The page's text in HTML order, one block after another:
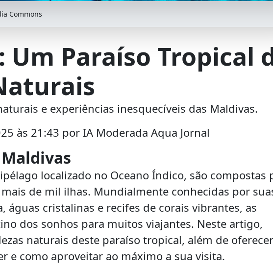
Commons
Um Paraíso Tropical
e experiências inesquecíveis das Maldivas.
às 21:43 por IA Moderada Aqua Jornal
localizado no Oceano Índico, são compostas
de mil ilhas. Mundialmente conhecidas por
águas cristalinas e recifes de corais vibrantes, as
dos sonhos para muitos viajantes. Neste artigo,
naturais deste paraíso tropical, além de oferecer
e como aproveitar ao máximo a sua visita.